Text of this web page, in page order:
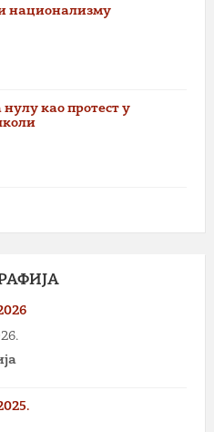
национализму
као протест у